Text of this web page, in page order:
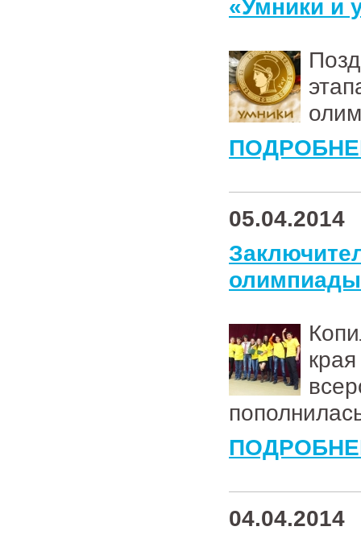
«Умники и
05.04.2014
04.04.2014